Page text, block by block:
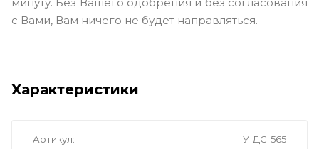
с Вами, Вам ничего не будет направляться.
Характеристики
Артикул У-ДС-565